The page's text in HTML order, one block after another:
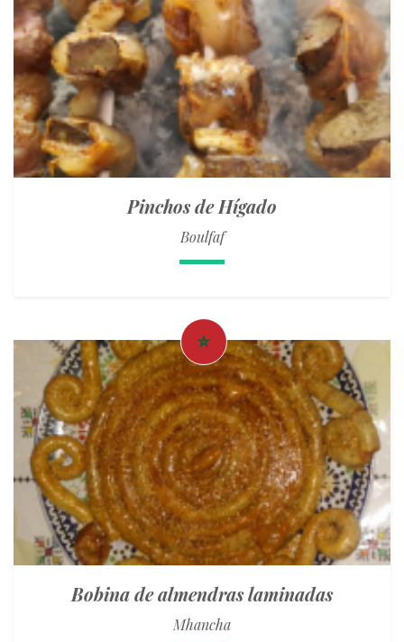
Pinchos de Hígado
Boulfaf
Bobina de almendras laminadas
Mhancha